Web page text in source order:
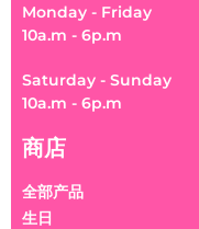
Monday - Friday
10a.m - 6p.m
Saturday - Sunday
10a.m - 6p.m
商店
全部产品
生日